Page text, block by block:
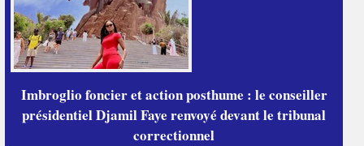
Imbroglio foncier et action posthume : le conseiller
présidentiel Djamil Faye renvoyé devant le tribunal
correctionnel